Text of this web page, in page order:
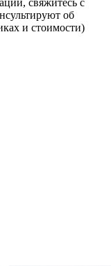
свяжитесь с
об
и стоимости)